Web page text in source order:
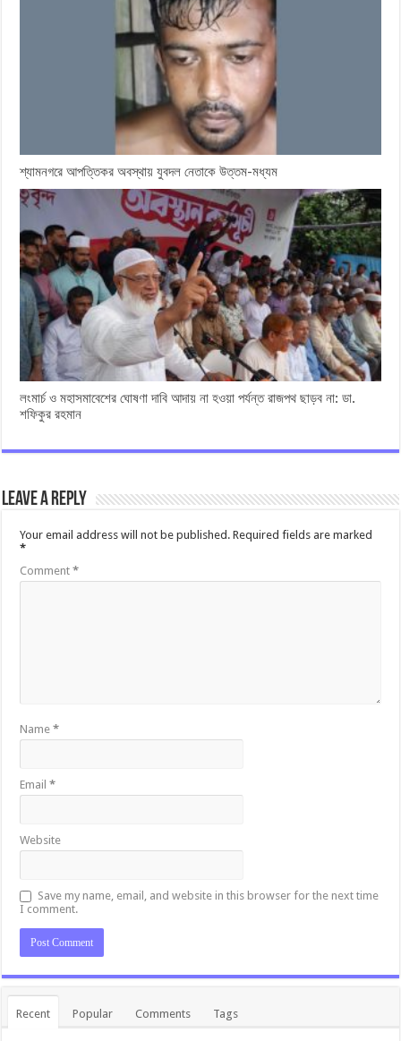
শ্যামনগরে আপত্তিকর অবস্থায় যুবদল নেতাকে উত্তম-মধ্যম
লংমার্চ ও মহাসমাবেশের ঘোষণা দাবি আদায় না হওয়া পর্যন্ত রাজপথ ছাড়ব না: ডা.
শফিকুর রহমান
Leave a Reply
Your email address will not be published. Required fields are marked
*
Comment*
Name*
Email*
Website
Save my name, email, and website in this browser for the next time
I comment.
Recent Popular Comments Tags